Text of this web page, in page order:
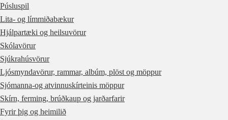
Púsluspil
Lita- og límmiðabækur
Hjálpartæki og heilsuvörur
Skólavörur
Sjúkrahúsvörur
Ljósmyndavörur, rammar, albúm, plöst og möppur
Sjómanna-og atvinnuskírteinis möppur
Skírn, ferming, brúðkaup og jarðarfarir
Fyrir þig og heimilið